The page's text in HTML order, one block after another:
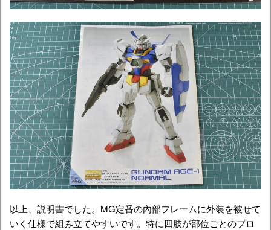
以上、説明書でした。MG定番の內部フレームに外装を被せて
いく仕様で組み立てやすいです。特に四肢が部位ごとのブロ